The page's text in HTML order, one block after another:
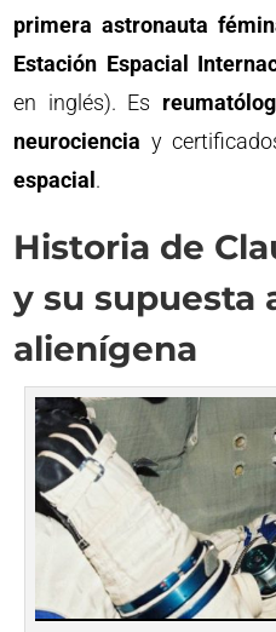
primera astronauta
Estación Espacial
en inglés). Es
neurociencia y
espacial .
Historia de
y su supuesta
alienígena